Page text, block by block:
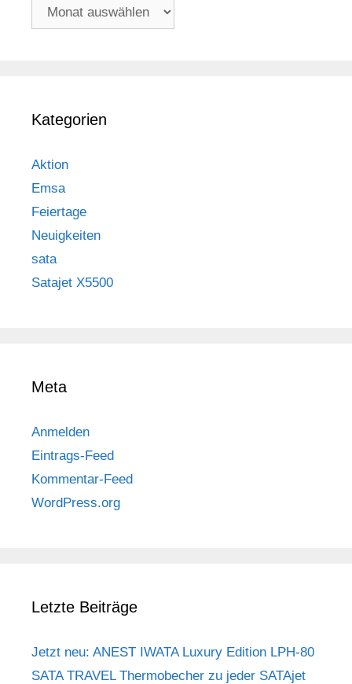
Archiv
Kategorien
Aktion
Emsa
Feiertage
Neuigkeiten
sata
Satajet X5500
Meta
Anmelden
Eintrags-Feed
Kommentar-Feed
WordPress.org
Letzte Beiträge
Jetzt neu: ANEST IWATA Luxury Edition LPH-80
SATA TRAVEL Thermobecher zu jeder SATAjet